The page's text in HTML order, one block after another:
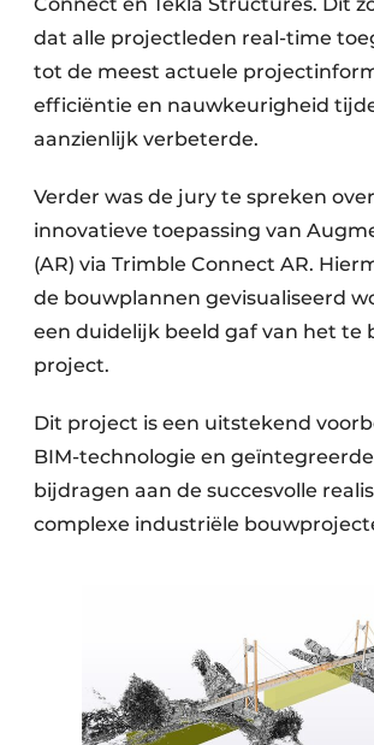
Connect en Tekla Structures. Dit
dat alle projectleden real-time
tot de meest actuele
efficiëntie en nauwkeurigheid
aanzienlijk verbeterde.
Verder was de jury te spreken
innovatieve toepassing van
(AR) via Trimble Connect AR.
de bouwplannen gevisualiseerd
een duidelijk beeld gaf van het te
project.
Dit project is een uitstekend
BIM-technologie en
bijdragen aan de succesvolle
complexe industriële